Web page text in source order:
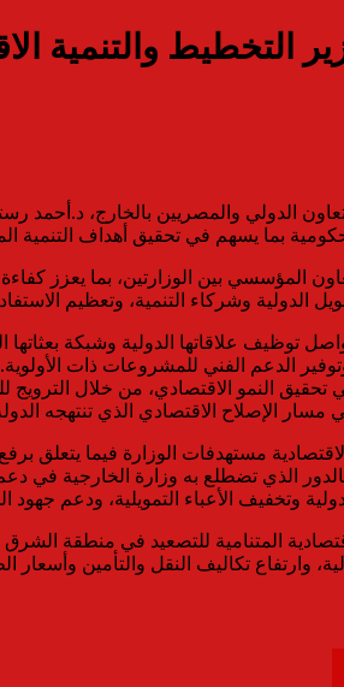
التخطيط والتنمية
الدولي والمصريين بالخارج، د.أحمد
بما يسهم في تحقيق أهداف التنمية
المؤسسي بين الوزارتين، بما يعزز
الدولية وشركاء التنمية، وتعظيم
توظيف علاقاتها الدولية وشبكة
الدعم الفني للمشروعات ذات
النمو الاقتصادي، من خلال الترويج
مسار الإصلاح الاقتصادي الذي تنتهجه
مستهدفات الوزارة فيما يتعلق
الذي تضطلع به وزارة الخارجية في
وتخفيف الأعباء التمويلية، ودعم
المتنامية للتصعيد في منطقة
وارتفاع تكاليف النقل والتأمين وأسعار